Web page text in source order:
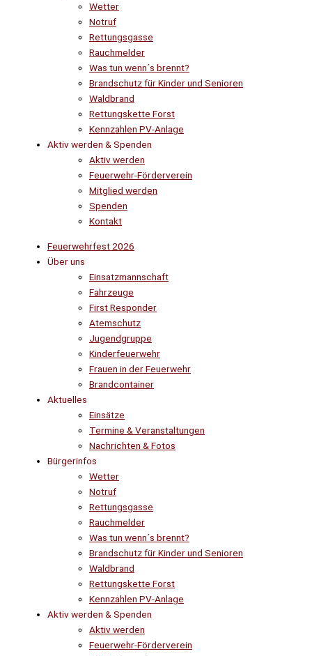
Wetter
Notruf
Rettungsgasse
Rauchmelder
Was tun wenn´s brennt?
Brandschutz für Kinder und Senioren
Waldbrand
Rettungskette Forst
Kennzahlen PV-Anlage
Aktiv werden & Spenden
Aktiv werden
Feuerwehr-Förderverein
Mitglied werden
Spenden
Kontakt
Feuerwehrfest 2026
Über uns
Einsatzmannschaft
Fahrzeuge
First Responder
Atemschutz
Jugendgruppe
Kinderfeuerwehr
Frauen in der Feuerwehr
Brandcontainer
Aktuelles
Einsätze
Termine & Veranstaltungen
Nachrichten & Fotos
Bürgerinfos
Wetter
Notruf
Rettungsgasse
Rauchmelder
Was tun wenn´s brennt?
Brandschutz für Kinder und Senioren
Waldbrand
Rettungskette Forst
Kennzahlen PV-Anlage
Aktiv werden & Spenden
Aktiv werden
Feuerwehr-Förderverein